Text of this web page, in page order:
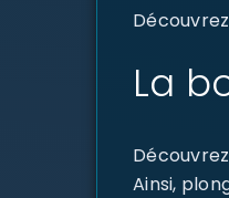
La
Ainsi,